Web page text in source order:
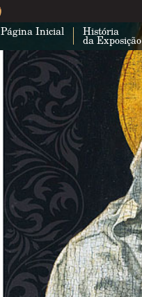
Página Inicial História
da Exposição